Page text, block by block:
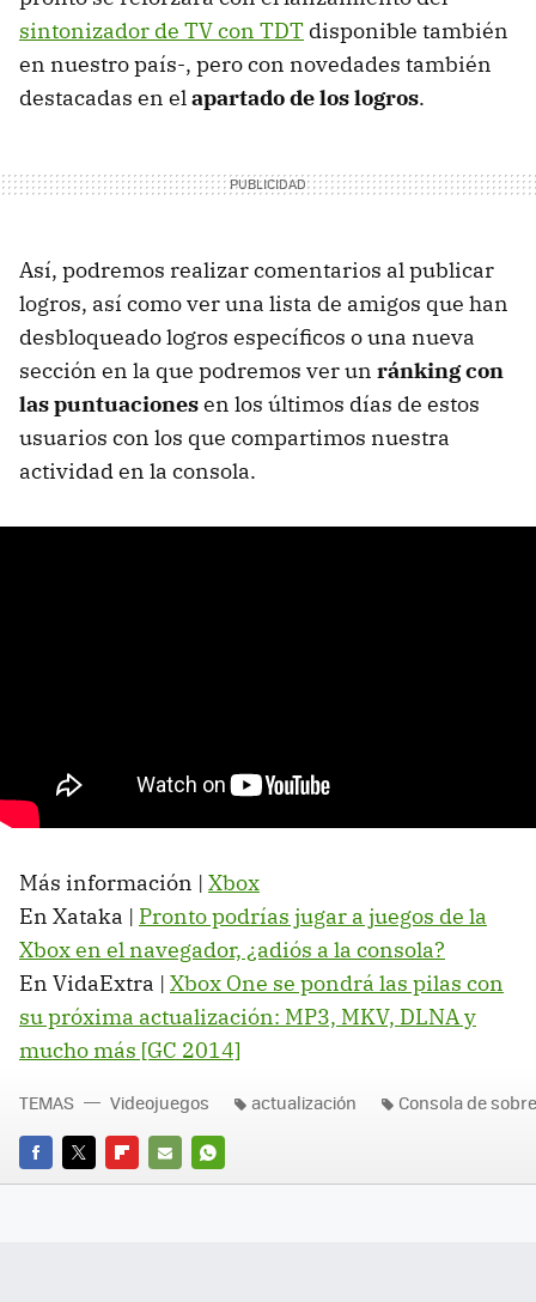
sintonizador de TV con TDT disponible también
en nuestro país-, pero con novedades también
destacadas en elapartado de los logros.
Así, podremos realizar comentarios al publicar
logros, así como ver una lista de amigos que han
desbloqueado logros específicos o una nueva
sección en la que podremos ver un ránking con
las puntuacionesen los últimos días de estos
usuarios con los que compartimos nuestra
actividad en la consola.
Más información | Xbox
En Xataka | Pronto podrías jugar a juegos de la
Xbox en el navegador, ¿adiós a la consola?
En VidaExtra | Xbox One se pondrá las pilas con
su próxima actualización: MP3, MKV, DLNA y
mucho más [GC 2014]
FACEBOOK
TWITTERFLIPBOARD
E-
WHATSAPP
TEMAS Videojuegos actualización Consola de